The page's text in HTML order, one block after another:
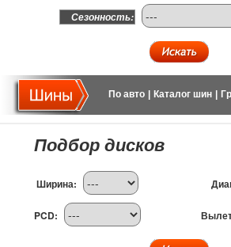
Сезонность:
По авто Каталог шин
Подбор дисков
Ширина:
PCD: